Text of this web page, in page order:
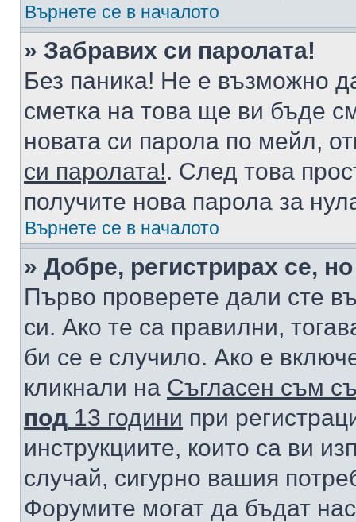
Върнете се в началото
» Забравих си паролата!
Без паника! Не е възможно
сметка на това ще ви бъде
новата си парола по мейл,
си паролата!. След това
получите нова парола за
Върнете се в началото
» Добре, регистрирах се,
Първо проверете дали сте
си. Ако те са правилни,
би се е случило. Ако е
кликнали на Съгласен съм
под 13 години при
инструкциите, които са ви
случай, сигурно вашия
Форумите могат да бъдат